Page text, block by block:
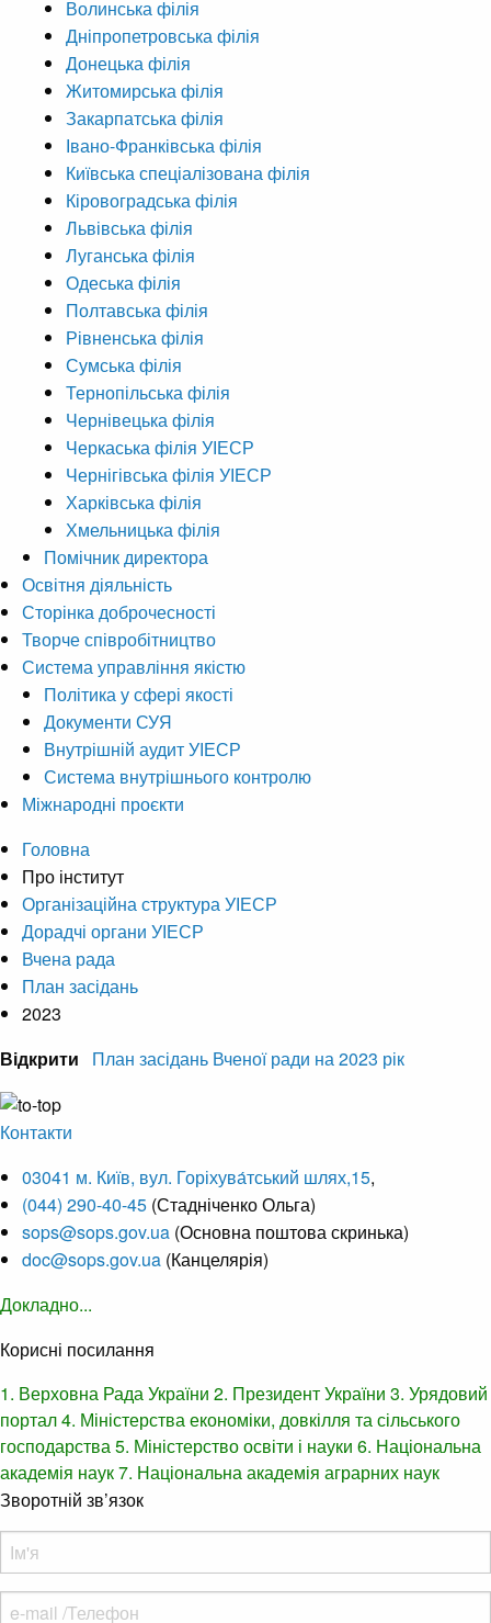
Волинська філія
Дніпропетровська філія
Донецька філія
Житомирська філія
Закарпатська філія
Івано-Франківська філія
Київська спеціалізована філія
Кіровоградська філія
Львівська філія
Луганська філія
Одеська філія
Полтавська філія
Рівненська філія
Сумська філія
Тернопільська філія
Чернівецька філія
Черкаська філія УІЕСР
Чернігівська філія УІЕСР
Харківська філія
Хмельницька філія
Помічник директора
Освітня діяльність
Сторінка доброчесності
Творче співробітництво
Система управління якістю
Політика у сфері якості
Документи СУЯ
Внутрішній аудит УІЕСР
Система внутрішнього контролю
Міжнародні проєкти
Головна
Про інститут
Організаційна структура УІЕСР
Дорадчі органи УІЕСР
Вчена рада
План засідань
2023
Відкрити
План засідань Вченої ради на 2023 рік
Контакти
03041 м. Київ, вул. Горіхува́тський шлях,15,
(044) 290-40-45 (Стадніченко Ольга)
sops@sops.gov.ua (Основна поштова скринька)
doc@sops.gov.ua (Канцелярія)
Докладно...
Корисні посилання
1. Верховна Рада України 2. Президент України 3. Урядовий
портал4. Міністерства економіки, довкілля та сільського
господарства5. Міністерство освіти і науки 6. Національна
академія наук7. Національна академія аграрних наук
Зворотній зв’язок